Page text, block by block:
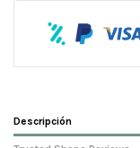
Descripción